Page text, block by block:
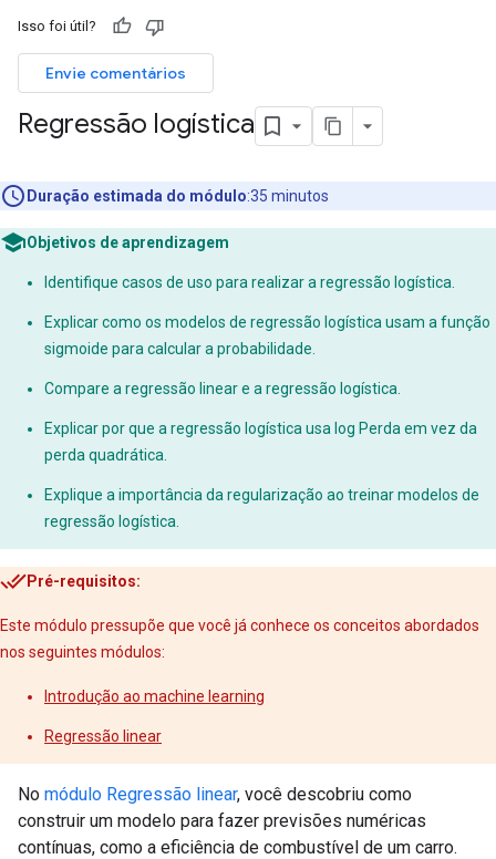
Isso foi útil?
Envie comentários
Regressão logística
Duração estimada do módulo:35 minutos
Objetivos de aprendizagem
Identifique casos de uso para realizar a regressão logística.
Explicar como os modelos de regressão logística usam a função
sigmoide para calcular a probabilidade.
Compare a regressão linear e a regressão logística.
Explicar por que a regressão logística usa log Perda em vez da
perda quadrática.
Explique a importância da regularização ao treinar modelos de
regressão logística.
Pré-requisitos:
Este módulo pressupõe que você já conhece os conceitos abordados
nos seguintes módulos:
Introdução ao machine learning
Regressão linear
No módulo Regressão linear, você descobriu como
construir um modelo para fazer previsões numéricas
contínuas, como a eficiência de combustível de um carro.